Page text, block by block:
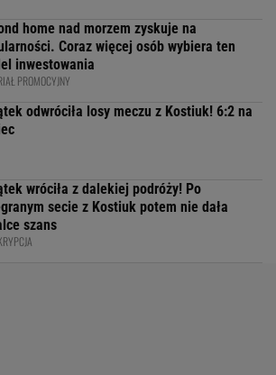
home nad morzem zyskuje na
Coraz więcej osób wybiera ten
inwestowania
PROMOCYJNY
odwróciła losy meczu z Kostiuk! 6:2 na
wróciła z dalekiej podróży! Po
secie z Kostiuk potem nie dała
szans